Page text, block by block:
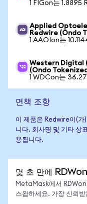
1 FIGon는 1.8895
Applied
Redwire (Ondo
1 AAOIon는
Western Digital
(Ondo
1 WDCon는
면책 조항
이 제품은 Redwire이(가
니다. 회사명 및 기타 상
용됩니다.
몇 초 만에
MetaMask에서
스왑하세요. 가장 신뢰